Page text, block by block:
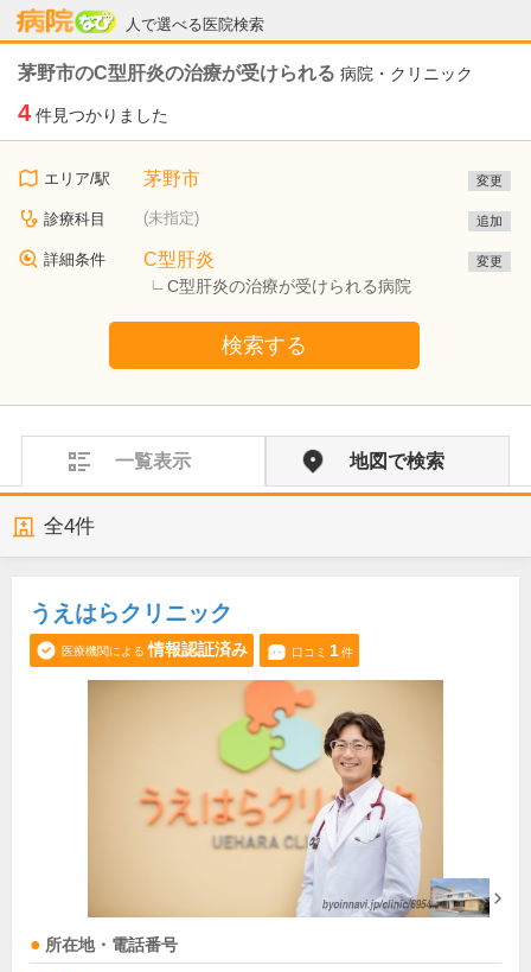
人で選べる医院検索
病院なび
茅野市のC型肝炎の治療が受けられる 病院・クリニック
4 件見つかりました
エリア/駅 茅野市 変更
診療科目 (未指定) 追加
詳細条件 C型肝炎
C型肝炎の治療が受けられる病院
変更
検索する
一覧表示 地図で検索
全4件
うえはらクリニック
医療機関による 情報認証済み 口コミ 1件
所在地・電話番号